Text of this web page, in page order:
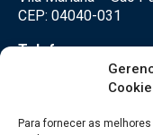
Para fornecer as
CEP: 04040-031
Telefone:
(11) 3500-3500